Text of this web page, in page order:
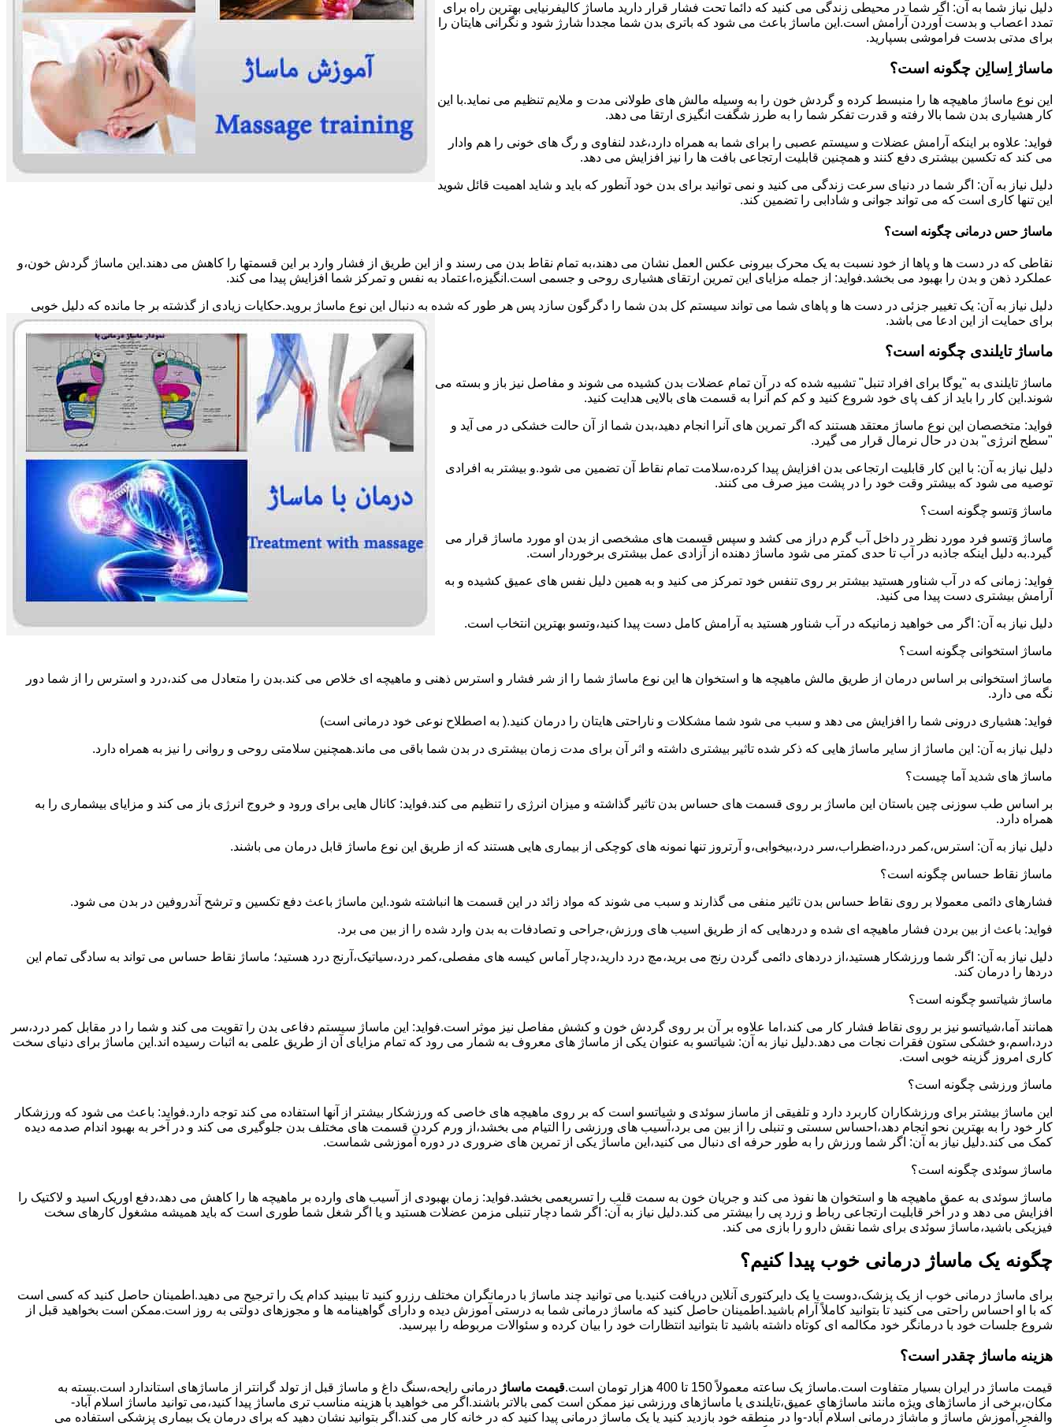
دلیل نیاز شما به آن: اگر شما در محیطی زندگی می کنید که دائما تحت فشار قرار دارید ماساژ کالیفرنیایی بهترین راه برای
تمدد اعصاب و بدست آوردن آرامش است.این ماساژ باعث می شود که باتری بدن شما مجددا شارژ شود و نگرانی هایتان را
برای مدتی بدست فراموشی بسپارید.
ماساژ اِسالِن چگونه است؟
این نوع ماساژ ماهیچه ها را منبسط کرده و گردش خون را به وسیله مالش های طولانی مدت و ملایم تنظیم می نماید.با این
کار هشیاری بدن شما بالا رفته و قدرت تفکر شما را به طرز شگفت انگیزی ارتقا می دهد.
فواید: علاوه بر اینکه آرامش عضلات و سیستم عصبی را برای شما به همراه دارد،غدد لنفاوی و رگ های خونی را هم وادار
می کند که تکسین بیشتری دفع کنند و همچنین قابلیت ارتجاعی بافت ها را نیز افزایش می دهد.
دلیل نیاز به آن: اگر شما در دنیای سرعت زندگی می کنید و نمی توانید برای بدن خود آنطور که باید و شاید اهمیت قائل شوید
این تنها کاری است که می تواند جوانی و شادابی را تضمین کند.
ماساژ حس درمانی چگونه است؟
نقاطی که در دست ها و پاها از خود نسبت به یک محرک بیرونی عکس العمل نشان می دهند،به تمام نقاط بدن می رسند و از این طریق از فشار وارد بر این قسمتها را کاهش می دهند.این ماساژ گردش خون،و
عملکرد ذهن و بدن را بهبود می بخشد.فواید: از جمله مزایای این تمرین ارتقای هشیاری روحی و جسمی است.انگیزه،اعتماد به نفس و تمرکز شما افزایش پیدا می کند.
دلیل نیاز به آن: یک تغییر جزئی در دست ها و پاهای شما می تواند سیستم کل بدن شما را دگرگون سازد پس هر طور که شده به دنبال این نوع ماساژ بروید.حکایات زیادی از گذشته بر جا مانده که دلیل خوبی
برای حمایت از این ادعا می باشد.
ماساژ تایلندی چگونه است؟
ماساژ تایلندی به "یوگا برای افراد تنبل" تشبیه شده که در آن تمام عضلات بدن کشیده می شوند و مفاصل نیز باز و بسته می
شوند.این کار را باید از کف پای خود شروع کنید و کم کم آنرا به قسمت های بالایی هدایت کنید.
فواید: متخصصان این نوع ماساژ معتقد هستند که اگر تمرین های آنرا انجام دهید،بدن شما از آن حالت خشکی در می آید و
"سطح انرژی" بدن در حال نرمال قرار می گیرد.
دلیل نیاز به آن: با این کار قابلیت ارتجاعی بدن افزایش پیدا کرده،سلامت تمام نقاط آن تضمین می شود.و بیشتر به افرادی
توصیه می شود که بیشتر وقت خود را در پشت میز صرف می کنند.
ماساژ وَتسو چگونه است؟
ماساژ وَتسو فرد مورد نظر در داخل آب گرم دراز می کشد و سپس قسمت های مشخصی از بدن او مورد ماساژ قرار می
گیرد.به دلیل اینکه جاذبه در آب تا حدی کمتر می شود ماساژ دهنده از آزادی عمل بیشتری برخوردار است.
فواید: زمانی که در آب شناور هستید بیشتر بر روی تنفس خود تمرکز می کنید و به همین دلیل نفس های عمیق کشیده و به
آرامش بیشتری دست پیدا می کنید.
دلیل نیاز به آن: اگر می خواهید زمانیکه در آب شناور هستید به آرامش کامل دست پیدا کنید،وتسو بهترین انتخاب است.
ماساژ استخوانی چگونه است؟
ماساژ استخوانی بر اساس درمان از طریق مالش ماهیچه ها و استخوان ها این نوع ماساژ شما را از شر فشار و استرس ذهنی و ماهیچه ای خلاص می کند.بدن را متعادل می کند،درد و استرس را از شما دور
نگه می دارد.
فواید: هشیاری درونی شما را افزایش می دهد و سبب می شود شما مشکلات و ناراحتی هایتان را درمان کنید.( به اصطلاح نوعی خود درمانی است)
دلیل نیاز به آن: این ماساژ از سایر ماساژ هایی که ذکر شده تاثیر بیشتری داشته و اثر آن برای مدت زمان بیشتری در بدن شما باقی می ماند.همچنین سلامتی روحی و روانی را نیز به همراه دارد.
ماساژ های شدید آما چیست؟
بر اساس طب سوزنی چین باستان این ماساژ بر روی قسمت های حساس بدن تاثیر گذاشته و میزان انرژی را تنظیم می کند.فواید: کانال هایی برای ورود و خروج انرژی باز می کند و مزایای بیشماری را به
همراه دارد.
دلیل نیاز به آن: استرس،کمر درد،اضطراب،سر درد،بیخوابی،و آرتروز تنها نمونه های کوچکی از بیماری هایی هستند که از طریق این نوع ماساژ قابل درمان می باشند.
ماساژ نقاط حساس چگونه است؟
فشارهای دائمی معمولا بر روی نقاط حساس بدن تاثیر منفی می گذارند و سبب می شوند که مواد زائد در این قسمت ها انباشته شود.این ماساژ باعث دفع تکسین و ترشح آندروفین در بدن می شود.
فواید: باعث از بین بردن فشار ماهیچه ای شده و دردهایی که از طریق اسیب های ورزش،جراحی و تصادفات به بدن وارد شده را از بین می برد.
دلیل نیاز به آن: اگر شما ورزشکار هستید،از دردهای دائمی گردن رنج می برید،مچ درد دارید،دچار آماس کیسه های مفصلی،کمر درد،سیاتیک،آرنج درد هستید؛ ماساژ نقاط حساس می تواند به سادگی تمام این
دردها را درمان کند.
ماساژ شیاتسو چگونه است؟
همانند آما،شیاتسو نیز بر روی نقاط فشار کار می کند،اما علاوه بر آن بر روی گردش خون و کشش مفاصل نیز موثر است.فواید: این ماساژ سیستم دفاعی بدن را تقویت می کند و شما را در مقابل کمر درد،سر
درد،اسم،و خشکی ستون فقرات نجات می دهد.دلیل نیاز به آن: شیاتسو به عنوان یکی از ماساژ های معروف به شمار می رود که تمام مزایای آن از طریق علمی به اثبات رسیده اند.این ماساژ برای دنیای سخت
کاری امروز گزینه خوبی است.
ماساژ ورزشی چگونه است؟
این ماساژ بیشتر برای ورزشکاران کاربرد دارد و تلفیقی از ماساز سوئدی و شیاتسو است که بر روی ماهیچه های خاصی که ورزشکار بیشتر از آنها استفاده می کند توجه دارد.فواید: باعث می شود که ورزشکار
کار خود را به بهترین نحو انجام دهد،احساس سستی و تنبلی را از بین می برد،آسیب های ورزشی را التیام می بخشد،از ورم کردن قسمت های مختلف بدن جلوگیری می کند و در آخر به بهبود اندام صدمه دیده
کمک می کند.دلیل نیاز به آن: اگر شما ورزش را به طور حرفه ای دنبال می کنید،این ماساژ یکی از تمرین های ضروری در دوره آموزشی شماست.
ماساژ سوئدی چگونه است؟
ماساژ سوئدی به عمق ماهیچه ها و استخوان ها نفوذ می کند و جریان خون به سمت قلب را تسریعمی بخشد.فواید: زمان بهبودی از آسیب های وارده بر ماهیچه ها را کاهش می دهد،دفع اوریک اسید و لاکتیک را
افزایش می دهد و در آخر قابلیت ارتجاعی رباط و زرد پی را بیشتر می کند.دلیل نیاز به آن: اگر شما دچار تنبلی مزمن عضلات هستید و یا اگر شغل شما طوری است که باید همیشه مشغول کارهای سخت
فیزیکی باشید،ماساژ سوئدی برای شما نقش دارو را بازی می کند.
چگونه یک ماساژ درمانی خوب پیدا کنیم؟
برای ماساژ درمانی خوب از یک پزشک،دوست یا یک دایرکتوری آنلاین دریافت کنید.یا می توانید چند ماساژ با درمانگران مختلف رزرو کنید تا ببینید کدام یک را ترجیح می دهید.اطمینان حاصل کنید که کسی است
که با او احساس راحتی می کنید تا بتوانید کاملاً آرام باشید.اطمینان حاصل کنید که ماساژ درمانی شما به درستی آموزش دیده و دارای گواهینامه ها و مجوزهای دولتی به روز است.ممکن است بخواهید قبل از
شروع جلسات خود با درمانگر خود مکالمه ای کوتاه داشته باشید تا بتوانید انتظارات خود را بیان کرده و سئوالات مربوطه را بپرسید.
هزینه ماساژ چقدر است؟
قیمت ماساژ در ایران بسیار متفاوت است.ماساژ یک ساعته معمولاً 150 تا 400 هزار تومان است. قیمت ماساژ درمانی رایحه،سنگ داغ و ماساژ قبل از تولد گرانتر از ماساژهای استاندارد است.بسته به
مکان،برخی از ماساژهای ویژه مانند ماساژهای عمیق،تایلندی یا ماساژهای ورزشی نیز ممکن است کمی بالاتر باشند.اگر می خواهید با هزینه مناسب تری ماساژ پیدا کنید،می توانید ماساژ اسلام آباد-
والفجر,آموزش ماساژ و ماشاژ درمانی اسلام آباد-وا در منطقه خود بازدید کنید یا یک ماساژ درمانی پیدا کنید که در خانه کار می کند.اگر بتوانید نشان دهید که برای درمان یک بیماری پزشکی استفاده می